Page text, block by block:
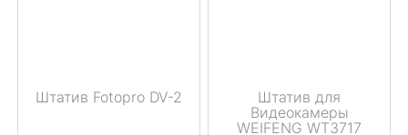
Штатив Fotopro DV-2
Штатив для
Видеокамеры
WEIFENG WT3717